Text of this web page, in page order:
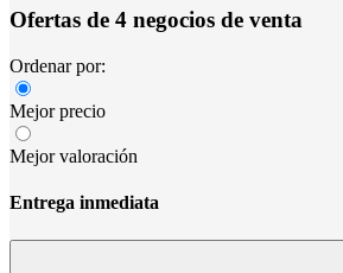
Ofertas de 4 negocios de venta
Ordenar por:
Mejor precio
Mejor valoración
Entrega inmediata